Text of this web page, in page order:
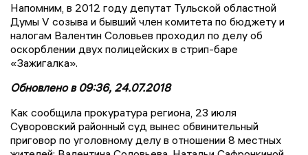
Напомним, в 2012 году депутат Тульской областной
Думы V созыва и бывший член комитета по бюджету и
налогам Валентин Соловьев проходил по делу об
оскорблении двух полицейских в стрип-баре
«Зажигалка».
Обновлено в 09:36, 24.07.2018
Как сообщила прокуратура региона, 23 июля
Суворовский районный суд вынес обвинительный
приговор по уголовному делу в отношении 8 местных